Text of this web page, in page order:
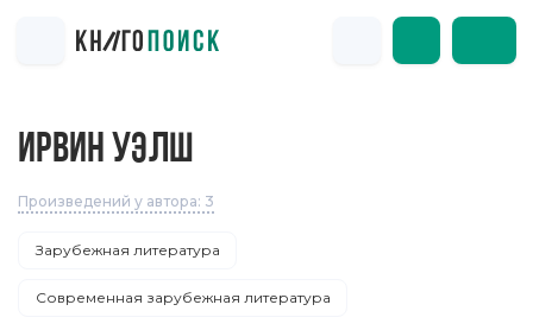
ИРВИН УЭЛШ
Произведений у автора: 3
Зарубежная литература
Современная зарубежная литература